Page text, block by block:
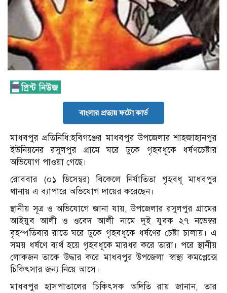
বাংলার প্রত্যয় ফটো কার্ড
মাধবপুর প্রতিনিধি:হবিগঞ্জের মাধবপুর উপজেলার শাহজাহানপুর
ইউনিয়নের রসুলপুর গ্রামে ঘরে ঢুকে গৃহবধূকে ধর্ষণচেষ্টার
অভিযোগ পাওয়া গেছে।
রোববার (০১ ডিসেম্বর) বিকেলে নির্যাতিতা গৃহবধূ মাধবপুর
থানায় এ ব্যাপারে অভিযোগ দায়ের করেছেন।
স্থানীয় সূত্র ও অভিযোগে জানা যায়, উপজেলার রসুলপুর গ্রামের
আইয়ুব আলী ও ওবেদ আলী নামে দুই যুবক ২৭ নভেম্বর
বৃহস্পতিবার রাতে ঘরে ঢুকে গৃহবধূকে ধর্ষণের চেষ্টা চালায়। এ
সময় ধর্ষণে ব্যর্থ হয়ে গৃহবধূকে মারধর করে তারা। পরে স্থানীয়
লোকজন তাকে উদ্ধার করে মাধবপুর উপজেলা স্বাস্থ্য কমপ্লেক্সে
চিকিৎসার জন্য নিয়ে আসে।
মাধবপুর হাসপাতালের চিকিৎসক অদিতি রায় জানান, তার